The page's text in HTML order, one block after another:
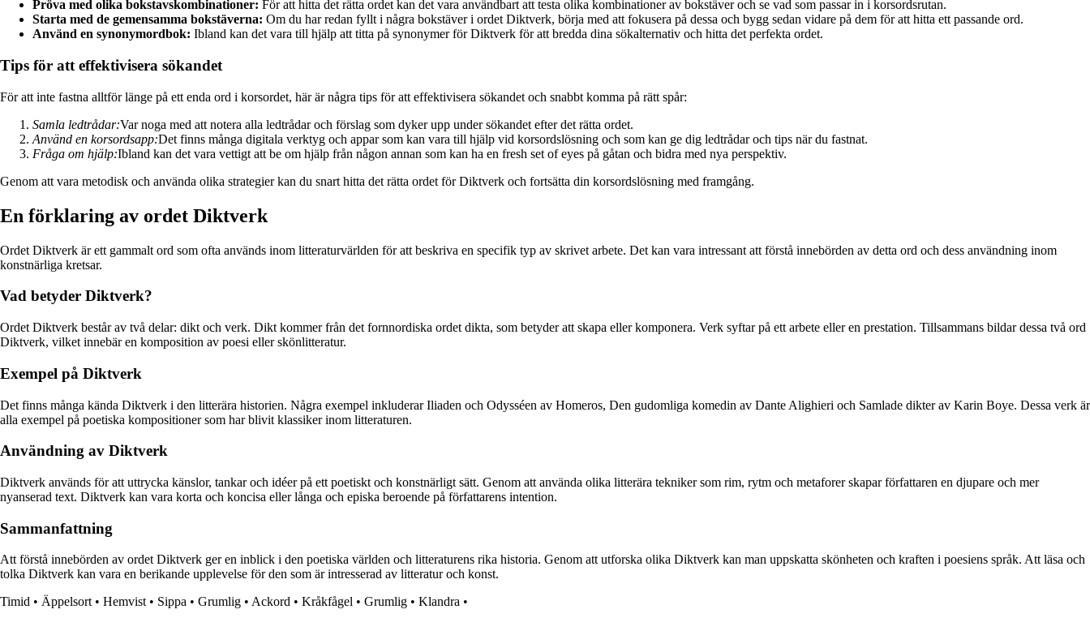
Pröva med olika bokstavskombinationer: För att hitta det rätta ordet kan det vara användbart att testa olika kombinationer av bokstäver och se vad som passar in i korsordsrutan.
Starta med de gemensamma bokstäverna: Om du har redan fyllt i några bokstäver i ordet Diktverk, börja med att fokusera på dessa och bygg sedan vidare på dem för att hitta ett passande ord.
Använd en synonymordbok: Ibland kan det vara till hjälp att titta på synonymer för Diktverk för att bredda dina sökalternativ och hitta det perfekta ordet.
Tips för att effektivisera sökandet
För att inte fastna alltför länge på ett enda ord i korsordet, här är några tips för att effektivisera sökandet och snabbt komma på rätt spår:
Samla ledtrådar:Var noga med att notera alla ledtrådar och förslag som dyker upp under sökandet efter det rätta ordet.
Använd en korsordsapp:Det finns många digitala verktyg och appar som kan vara till hjälp vid korsordslösning och som kan ge dig ledtrådar och tips när du fastnat.
Fråga om hjälp:Ibland kan det vara vettigt att be om hjälp från någon annan som kan ha en fresh set of eyes på gåtan och bidra med nya perspektiv.
Genom att vara metodisk och använda olika strategier kan du snart hitta det rätta ordet för Diktverk och fortsätta din korsordslösning med framgång.
En förklaring av ordet Diktverk
Ordet Diktverk är ett gammalt ord som ofta används inom litteraturvärlden för att beskriva en specifik typ av skrivet arbete. Det kan vara intressant att förstå innebörden av detta ord och dess användning inom
konstnärliga kretsar.
Vad betyder Diktverk?
Ordet Diktverk består av två delar: dikt och verk. Dikt kommer från det fornnordiska ordet dikta, som betyder att skapa eller komponera. Verk syftar på ett arbete eller en prestation. Tillsammans bildar dessa två ord
Diktverk, vilket innebär en komposition av poesi eller skönlitteratur.
Exempel på Diktverk
Det finns många kända Diktverk i den litterära historien. Några exempel inkluderar Iliaden och Odysséen av Homeros, Den gudomliga komedin av Dante Alighieri och Samlade dikter av Karin Boye. Dessa verk är
alla exempel på poetiska kompositioner som har blivit klassiker inom litteraturen.
Användning av Diktverk
Diktverk används för att uttrycka känslor, tankar och idéer på ett poetiskt och konstnärligt sätt. Genom att använda olika litterära tekniker som rim, rytm och metaforer skapar författaren en djupare och mer
nyanserad text. Diktverk kan vara korta och koncisa eller långa och episka beroende på författarens intention.
Sammanfattning
Att förstå innebörden av ordet Diktverk ger en inblick i den poetiska världen och litteraturens rika historia. Genom att utforska olika Diktverk kan man uppskatta skönheten och kraften i poesiens språk. Att läsa och
tolka Diktverk kan vara en berikande upplevelse för den som är intresserad av litteratur och konst.
Timid • Äppelsort• Hemvist• Sippa • Grumlig • Ackord • Kråkfågel • Grumlig • Klandra •